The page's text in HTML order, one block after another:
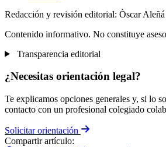
Redacción y revisión editorial: Òscar Aleñá
Contenido informativo. No constituye
Transparencia editorial
¿Necesitas orientación legal?
Te explicamos opciones generales y, si lo
contacto con un profesional colegiado
Solicitar orientación
Compartir artículo: